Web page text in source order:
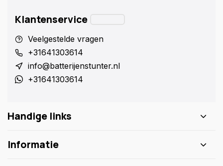
Klantenservice
Veelgestelde vragen
+31641303614
info@batterijenstunter.nl
+31641303614
Handige links
Informatie